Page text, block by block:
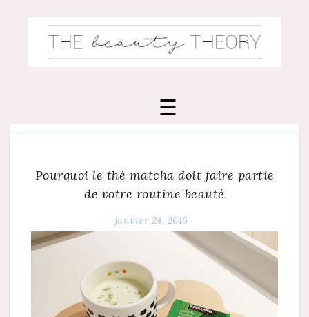
Pourquoi le thé matcha doit faire partie
de votre routine beauté
janvier 24, 2016